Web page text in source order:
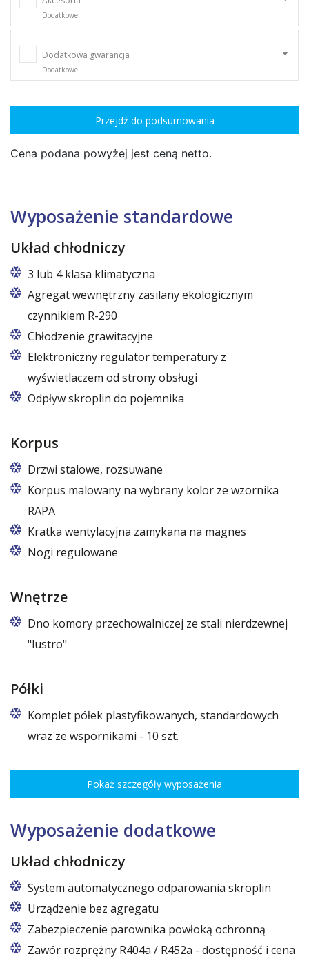
Dodatkowe
Dodatkowa gwarancja
Dodatkowe
Przejdź do podsumowania
Cena podana powyżej jest ceną netto.
Wyposażenie standardowe
Układ chłodniczy
3 lub 4 klasa klimatyczna
Agregat wewnętrzny zasilany ekologicznym
czynnikiem R-290
Chłodzenie grawitacyjne
Elektroniczny regulator temperatury z
wyświetlaczem od strony obsługi
Odpływ skroplin do pojemnika
Korpus
Drzwi stalowe, rozsuwane
Korpus malowany na wybrany kolor ze wzornika
RAPA
Kratka wentylacyjna zamykana na magnes
Nogi regulowane
Wnętrze
Dno komory przechowalniczej ze stali nierdzewnej
"lustro"
Półki
Komplet półek plastyfikowanych, standardowych
wraz ze wspornikami - 10 szt.
wysokości co 7,5 cm pozwala na optymalne rozmieszczenie różnego
rodzaju towaru.
120 cm (50,5 cm x 51 cm),
140 cm (60,5 cm x 51 cm),
160 cm (70,5 cm x 51 cm)
Pokaż szczegóły wyposażenia
Wyposażenie dodatkowe
Układ chłodniczy
System automatycznego odparowania skroplin
Urządzenie bez agregatu
Zabezpieczenie parownika powłoką ochronną
Zawór rozprężny R404a / R452a - dostępność i cena